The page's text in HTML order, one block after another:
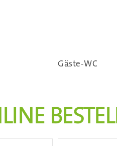
Gäste-WC